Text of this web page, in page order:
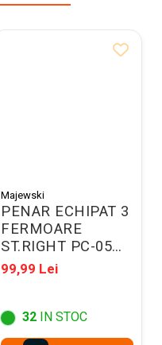
Majewski
PENAR ECHIPAT 3
FERMOARE
ST.RIGHT PC-05
COSMIC SOCCER
301322
99,99 Lei
32 IN STOC